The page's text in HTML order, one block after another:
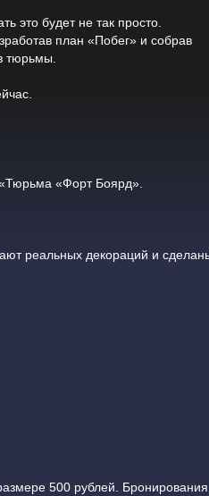
это будет не так просто.
план «Побег» и собрав
тюрьмы.
«Тюрьма «Форт Боярд».
реальных декораций и
500 рублей. Бронирования,